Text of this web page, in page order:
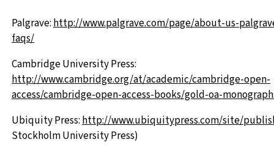
Palgrave: http://www.palgrave.com/page/about-us-
faqs/
Cambridge University Press:
http://www.cambridge.org/at/academic/cambridge-open-
access/cambridge-open-access-books/gold-oa-
Ubiquity Press: http://www.ubiquitypress.com/site/
Stockholm University Press)